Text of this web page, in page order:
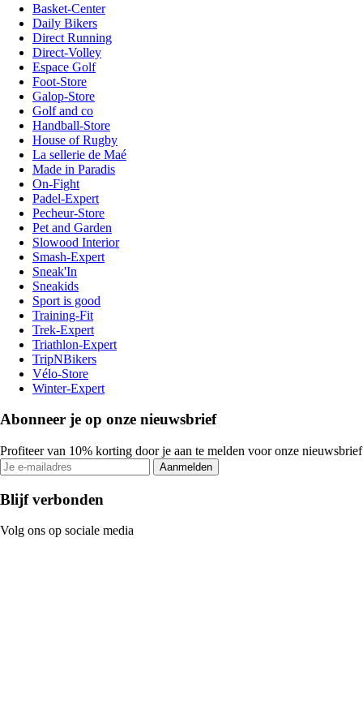
Basket-Center
Daily Bikers
Direct Running
Direct-Volley
Espace Golf
Foot-Store
Galop-Store
Golf and co
Handball-Store
House of Rugby
La sellerie de Maé
Made in Paradis
On-Fight
Padel-Expert
Pecheur-Store
Pet and Garden
Slowood Interior
Smash-Expert
Sneak'In
Sneakids
Sport is good
Training-Fit
Trek-Expert
Triathlon-Expert
TripNBikers
Vélo-Store
Winter-Expert
Abonneer je op onze nieuwsbrief
Profiteer van 10% korting door je aan te melden voor onze nieuwsbrief
Aanmelden
Blijf verbonden
Volg ons op sociale media